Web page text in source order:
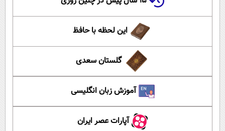
این لحظه با حافظ
گلستان سعدی
آموزش زبان انگلیسی
آپارات عصر ایران